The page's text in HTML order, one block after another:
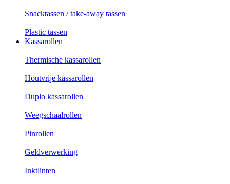
Snacktassen / take-away tassen
Plastic tassen
Kassarollen
Thermische kassarollen
Houtvrije kassarollen
Duplo kassarollen
Weegschaalrollen
Pinrollen
Geldverwerking
Inktlinten